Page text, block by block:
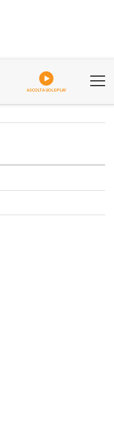
ASCOLTA GOLDPLAY